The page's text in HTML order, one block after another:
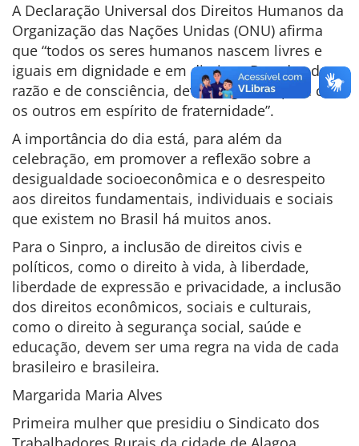
A Declaração Universal dos Direitos Humanos da
Organização das Nações Unidas (ONU) afirma
que “todos os seres humanos nascem livres e
iguais em dignidade e em direitos. Dotados de
razão e de consciência, devem agir uns para com
os outros em espírito de fraternidade”.
A importância do dia está, para além da
celebração, em promover a reflexão sobre a
desigualdade socioeconômica e o desrespeito
aos direitos fundamentais, individuais e sociais
que existem no Brasil há muitos anos.
Para o Sinpro, a inclusão de direitos civis e
políticos, como o direito à vida, à liberdade,
liberdade de expressão e privacidade, a inclusão
dos direitos econômicos, sociais e culturais,
como o direito à segurança social, saúde e
educação, devem ser uma regra na vida de cada
brasileiro e brasileira.
Margarida Maria Alves
Primeira mulher que presidiu o Sindicato dos